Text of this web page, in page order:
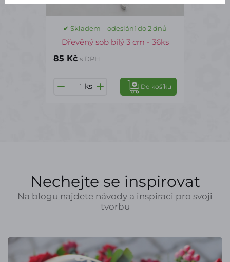
✔ Skladem – odeslání do 2 dnů
Dřevěný sob bílý 3 cm - 36ks
85 Kč s DPH
ks Do košíku
Nechejte se inspirovat
Na blogu najdete návody a inspiraci pro svoji
tvorbu